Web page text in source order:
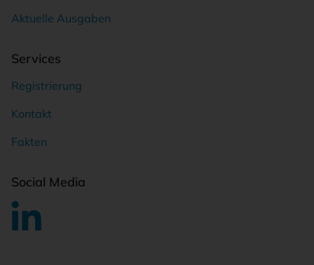
Aktuelle Ausgaben
Services
Registrierung
Kontakt
Fakten
Social Media